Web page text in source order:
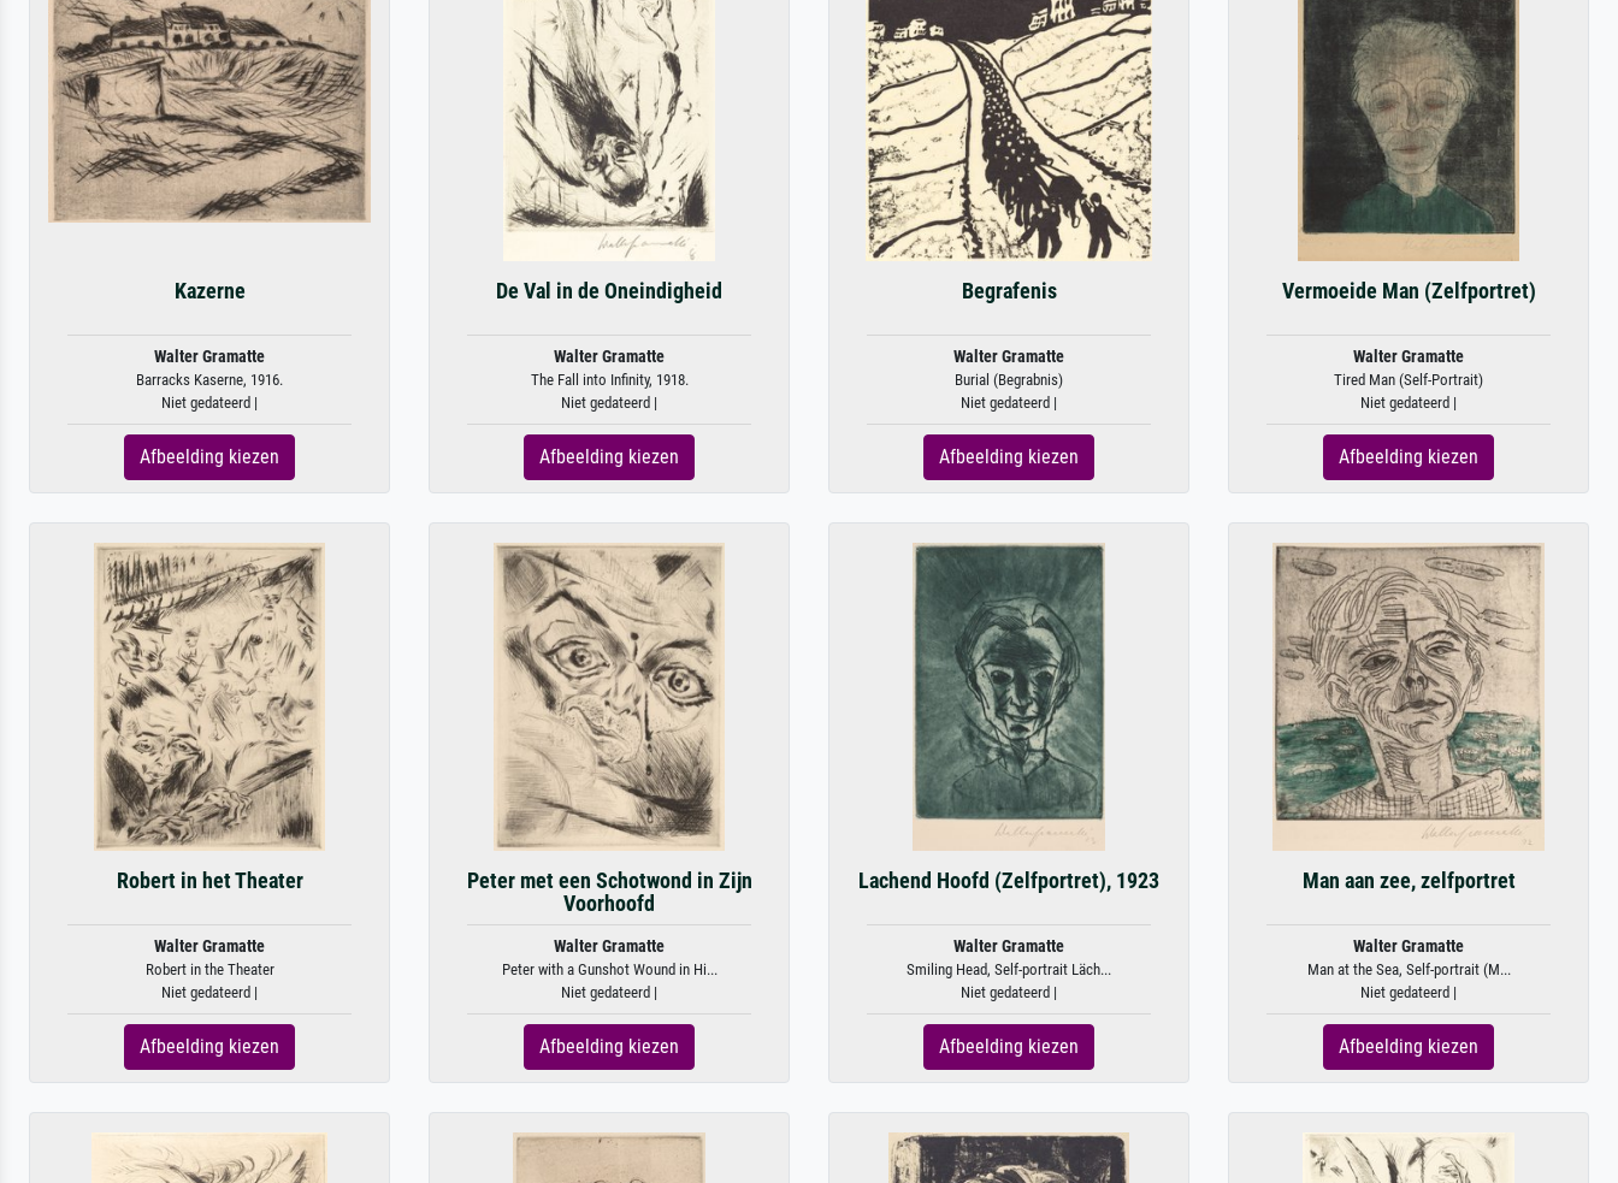
Kazerne
Walter Gramatte
Barracks Kaserne, 1916.
Niet gedateerd |
Afbeelding kiezen
De Val in de Oneindigheid
Walter Gramatte
The Fall into Infinity, 1918.
Niet gedateerd |
Afbeelding kiezen
Begrafenis
Walter Gramatte
Burial (Begrabnis)
Niet gedateerd |
Afbeelding kiezen
Vermoeide Man (Zelfportret)
Walter Gramatte
Tired Man (Self-Portrait)
Niet gedateerd |
Afbeelding kiezen
Robert in het Theater
Walter Gramatte
Robert in the Theater
Niet gedateerd |
Afbeelding kiezen
Peter met een Schotwond in Zijn
Voorhoofd
Walter Gramatte
Peter with a Gunshot Wound in Hi...
Niet gedateerd |
Afbeelding kiezen
Lachend Hoofd (Zelfportret), 1923
Walter Gramatte
Smiling Head, Self-portrait Läch...
Niet gedateerd |
Afbeelding kiezen
Man aan zee, zelfportret
Walter Gramatte
Man at the Sea, Self-portrait (M...
Niet gedateerd |
Afbeelding kiezen